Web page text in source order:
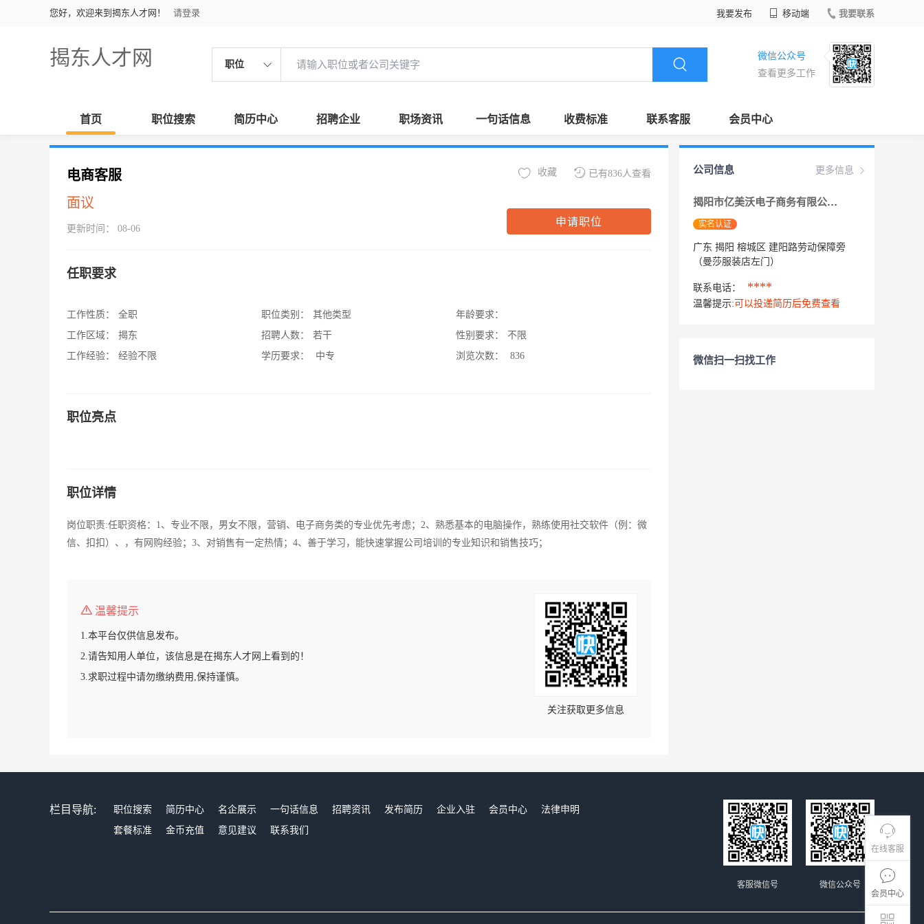
您好，欢迎来到揭东人才网！ 请登录 我要发布 移动端 我要联系
揭东人才网 职位
微信公众号
查看更多工作
首页 职位搜索 简历中心 招聘企业 职场资讯 一句话信息 收费标准 联系客服 会员中心
在线客服
会员中心
电商客服
面议
更新时间： 08-06
已有836人查看
收藏
申请职位
任职要求
工作性质：
全职
工作区域：
揭东
工作经验：
经验不限
职位类别：
其他类型
招聘人数：
若干
学历要求：
中专
年龄要求：
性别要求：
不限
浏览次数：
836
职位亮点
职位详情
岗位职责:任职资格：1、专业不限，男女不限，营销、电子商务类的专业优先考虑；2、熟悉基本的电脑操作，熟练使用社交软件（例：微
信、扣扣）、，有网购经验；3、对销售有一定热情；4、善于学习，能快速掌握公司培训的专业知识和销售技巧；
温馨提示
1.本平台仅供信息发布。
2.请告知用人单位，该信息是在揭东人才网上看到的！
3.求职过程中请勿缴纳费用,保持谨慎。
关注获取更多信息
更多信息
公司信息
揭阳市亿美沃电子商务有限公司
实名认证
广东 揭阳 榕城区 建阳路劳动保障旁
（曼莎服装店左门）
联系电话： ****
温馨提示: 可以投递简历后免费查看
微信扫一扫找工作
栏目导航: 职位搜索 简历中心 名企展示 一句话信息 招聘资讯 发布简历 企业入驻 会员中心
法律申明
套餐标准
金币充值 意见建议 联系我们
微信公众号
客服微信号